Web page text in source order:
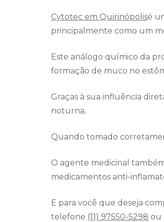
Cytotec em Quirinópolisé
principalmente como um
Este análogo químico da
formação de muco no
Graças à sua influência
noturna.
Quando tomado
O agente medicinal
medicamentos anti-
E para você que deseja
telefone (11) 97550-5298 ou